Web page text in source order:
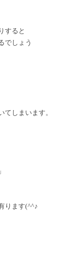
すると
でしょう
てしまいます。
ります(^^♪